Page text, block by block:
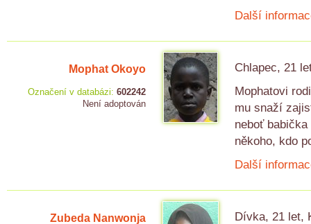
Další
Mophat Okoyo
Označení v databázi: 602242
Není adoptován
Chlapec, 21
Mophatovi
mu snaží
neboť
někoho, kdo
Další
Zubeda Nanwonja
Dívka, 21 let,